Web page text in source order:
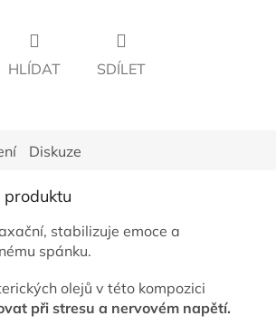
HLÍDAT SDÍLET
Diskuze
stabilizuje emoce a
spánku.
olejů v této kompozici
při stresu a nervovém napětí.